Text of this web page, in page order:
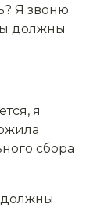
Я звоню
должны
я
сбора
должны